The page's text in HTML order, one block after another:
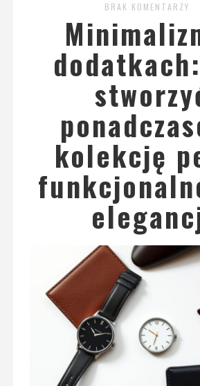
BRAK KOMENTARZY
kolekcję